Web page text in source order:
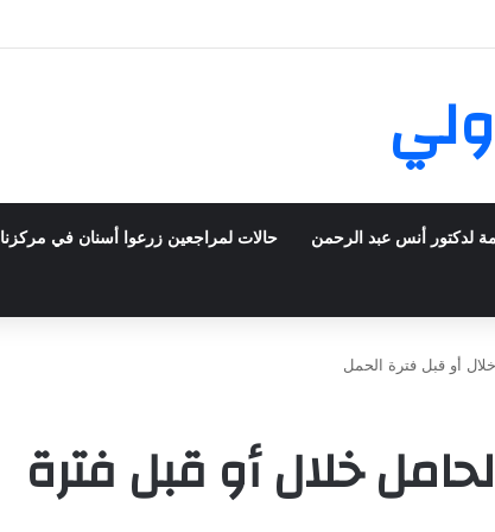
تعيش في فرنسا ركبت أبتسامة هوليود
لدكتور أنس عبد الرحمن حالات لمراجعين زرعوا أسنان في مركزنا
خلال أو قبل فترة الحمل
خلال أو قبل فترة